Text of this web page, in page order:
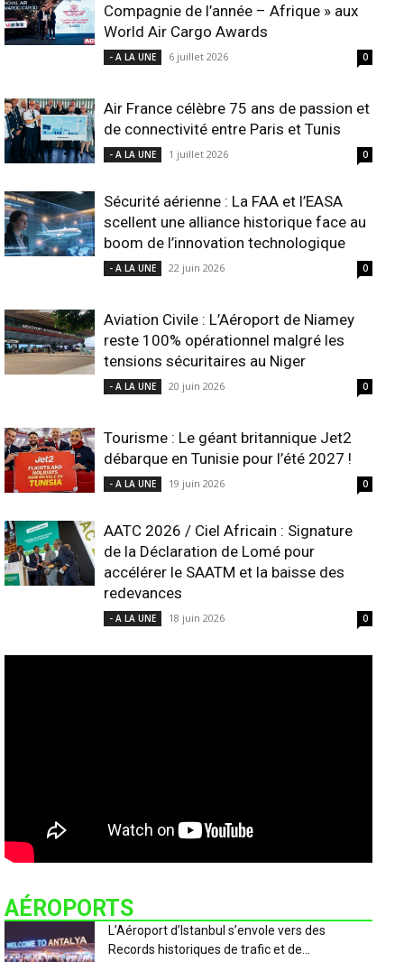
Compagnie de l’année – Afrique » aux
World Air Cargo Awards
- A LA UNE 6 juillet 2026 0
Air France célèbre 75 ans de passion et
de connectivité entre Paris et Tunis
- A LA UNE 1 juillet 2026 0
Sécurité aérienne : La FAA et l’EASA
scellent une alliance historique face au
boom de l’innovation technologique
- A LA UNE 22 juin 2026 0
Aviation Civile : L’Aéroport de Niamey
reste 100% opérationnel malgré les
tensions sécuritaires au Niger
- A LA UNE 20 juin 2026 0
Tourisme : Le géant britannique Jet2
débarque en Tunisie pour l’été 2027 !
- A LA UNE 19 juin 2026 0
AATC 2026 / Ciel Africain : Signature
de la Déclaration de Lomé pour
accélérer le SAATM et la baisse des
redevances
- A LA UNE 18 juin 2026 0
AÉROPORTS
L’Aéroport d’Istanbul s’envole vers des
Records historiques de trafic et de...